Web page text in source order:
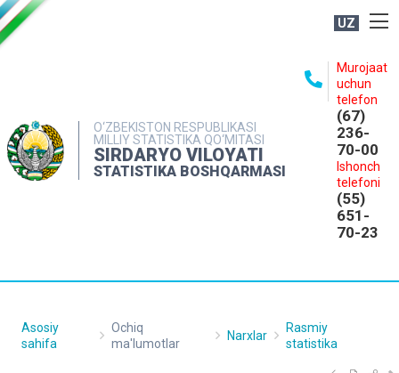
UZ
O‘ZBEKISTON RESPUBLIKASI
MILLIY STATISTIKA QO‘MITASI
SIRDARYO VILOYATI
STATISTIKA BOSHQARMASI
Murojaat
uchun
telefon
(67)
236-
70-00
Ishonch
telefoni
(55)
651-
70-23
NASHRLAR
INTERAKTIV XIZMATLAR
MATBUOT XIZMATI
Asosiy
sahifa
Ochiq
ma'lumotlar
Narxlar
Rasmiy
statistika